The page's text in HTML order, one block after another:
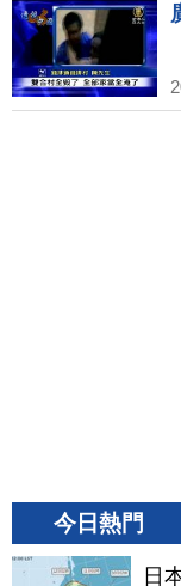
今日熱門
日